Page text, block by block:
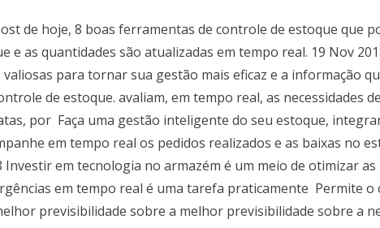
de hoje, 8 boas ferramentas de controle de estoque que
e as quantidades são atualizadas em tempo real. 19 Nov
valiosas para tornar sua gestão mais eficaz e a informação
de estoque. avaliam, em tempo real, as necessidades
por Faça uma gestão inteligente do seu estoque,
em tempo real os pedidos realizados e as baixas no
Investir em tecnologia no armazém é um meio de otimizar
em tempo real é uma tarefa praticamente Permite o
previsibilidade sobre a melhor previsibilidade sobre a